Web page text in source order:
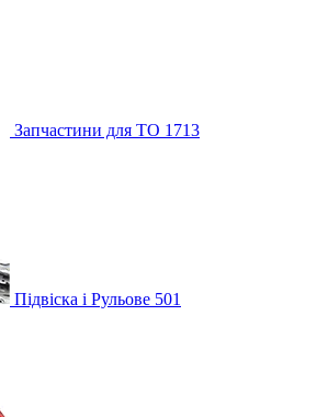
Запчастини для ТО 1713
Підвіска і Рульове 501